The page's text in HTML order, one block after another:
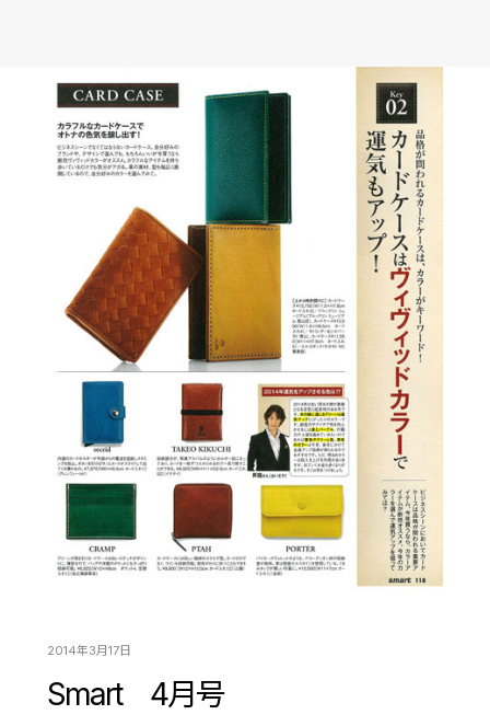
2014年3月17日
Smart 4月号